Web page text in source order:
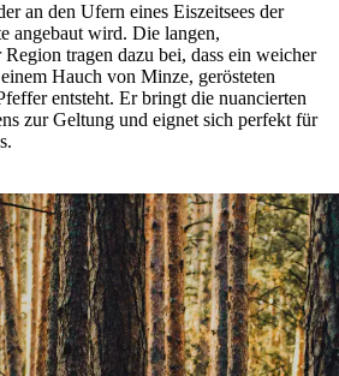
an den Ufern eines Eiszeitsees der
angebaut wird. Die langen,
tragen dazu bei, dass ein weicher
Hauch von Minze, gerösteten
entsteht. Er bringt die nuancierten
zur Geltung und eignet sich perfekt für